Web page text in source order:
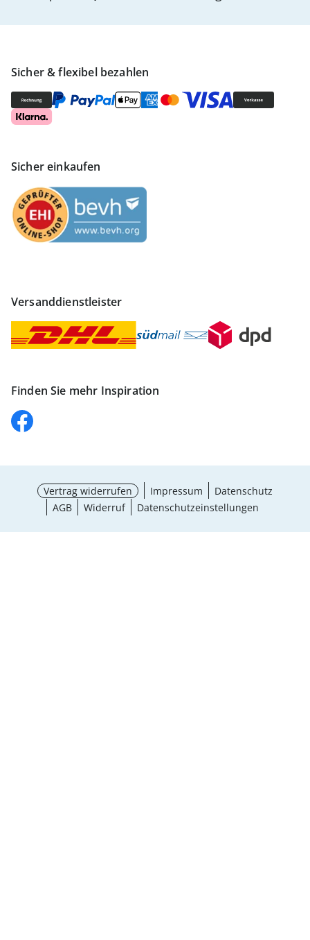
Sicher & flexibel bezahlen
Sicher einkaufen
Versanddienstleister
Finden Sie mehr Inspiration
Vertrag widerrufen Impressum
Datenschutz
AGB
Widerruf Datenschutzeinstellungen